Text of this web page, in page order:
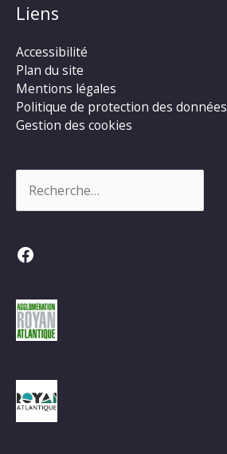
Liens
Accessibilité
Plan du site
Mentions légales
Politique de protection des données
Gestion des cookies
Facebook